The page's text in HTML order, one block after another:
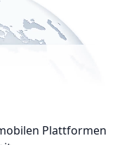
Plattformen